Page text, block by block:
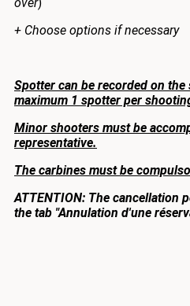
+ Choose options if necessary
Spotter can be recorded on the
maximum 1 spotter per
Minor shooters must be
representative.
The carbines must be
ATTENTION: The cancellation
the tab "Annulation d'une